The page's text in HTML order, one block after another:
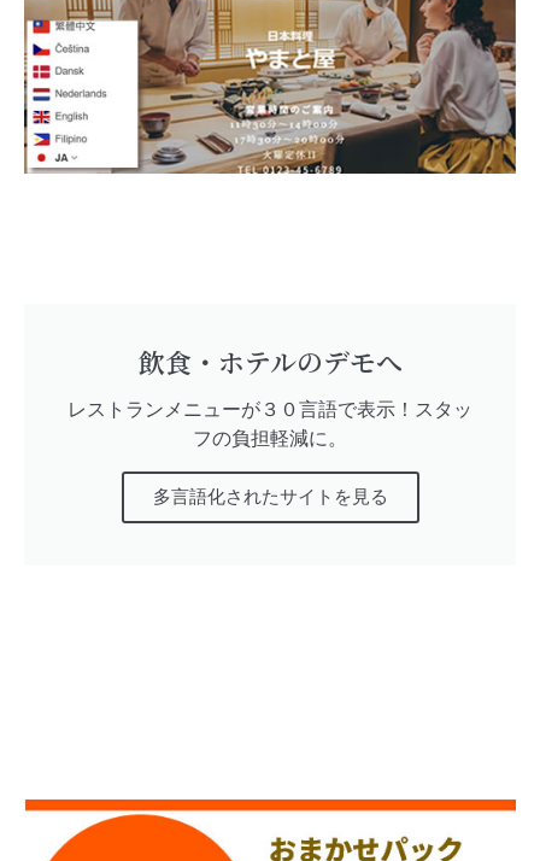
飲食・ホテルのデモへ
レストランメニューが３０言語で表示！スタッ
フの負担軽減に。
多言語化されたサイトを見る